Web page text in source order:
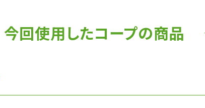
今回使用したコープの商品